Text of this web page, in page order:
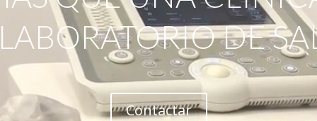
DE
Contactar